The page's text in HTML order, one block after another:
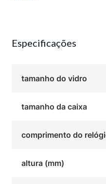
Especificações
tamanho do vidro
tamanho da caixa
comprimento do
altura (mm)